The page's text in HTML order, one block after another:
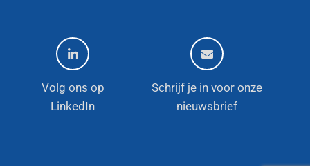
Volg ons op
LinkedIn
Schrijf je in voor onze
nieuwsbrief